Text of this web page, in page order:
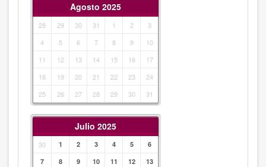
Agosto 2025
28 29 30 31 1 2
3
4
5 6 7 8 9
10
11
12 13 14 15 16
17
18
19 20 21 22 23
24
25
26 27 28 29 30 31
Julio 2025
30 1 2 3 4 5
6
7
8 9 10 11 12
13